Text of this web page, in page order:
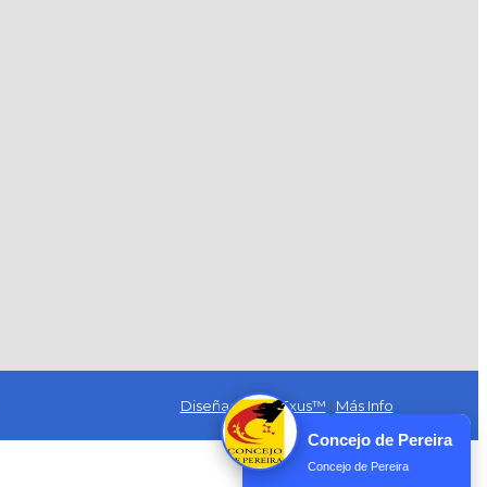
Diseñado por Exus™ | Más Info